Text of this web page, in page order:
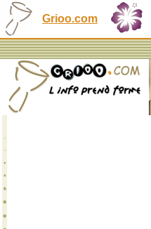
Grioo.com